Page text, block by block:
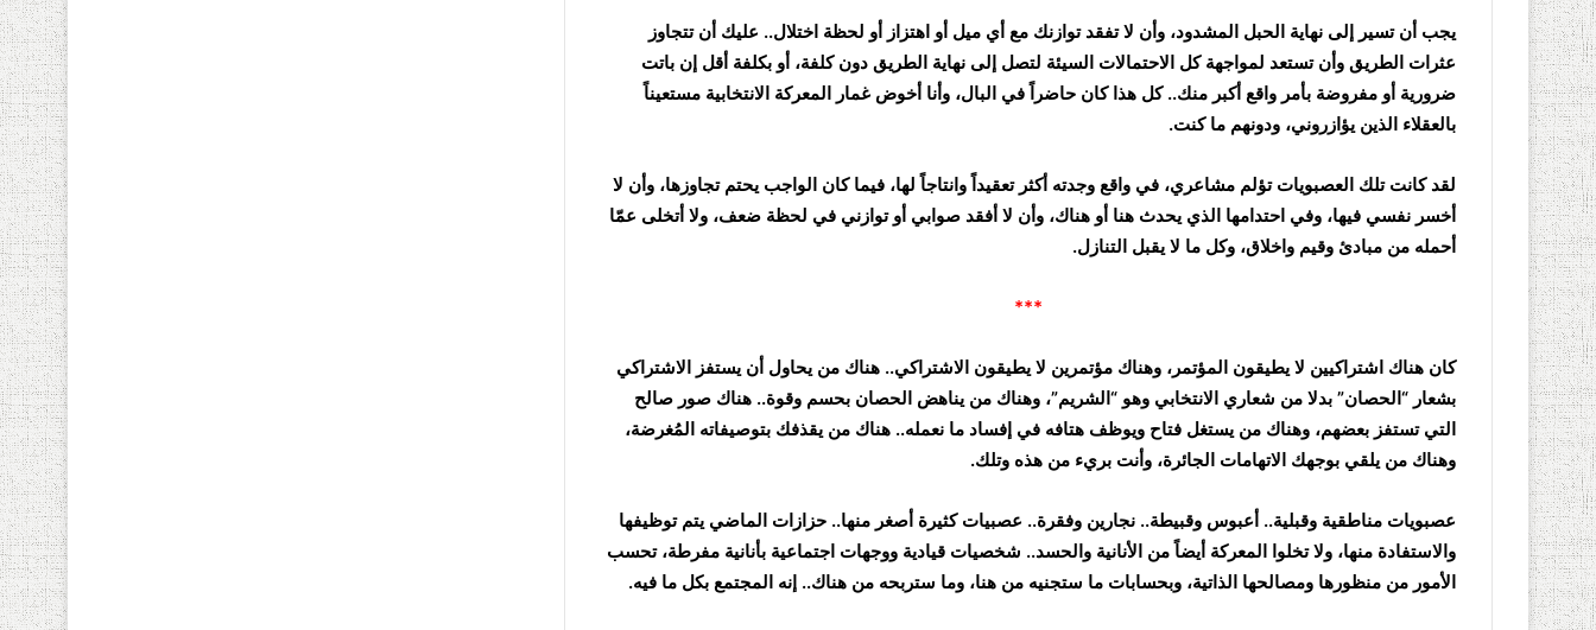
يجب أن تسير إلى نهاية الحبل المشدود، وأن لا تفقد توازنك مع أي ميل أو اهتزاز أو لحظة اختلال.. عليك أن تتجاوز
عثرات الطريق وأن تستعد لمواجهة كل الاحتمالات السيئة لتصل إلى نهاية الطريق دون كلفة، أو بكلفة أقل إن باتت
ضرورية أو مفروضة بأمر واقع أكبر منك.. كل هذا كان حاضراً في البال، وأنا أخوض غمار المعركة الانتخابية مستعيناً
بالعقلاء الذين يؤازروني، ودونهم ما كنت.
لقد كانت تلك العصبويات تؤلم مشاعري، في واقع وجدته أكثر تعقيداً وانتاجاً لها، فيما كان الواجب يحتم تجاوزها، وأن لا
أخسر نفسي فيها، وفي احتدامها الذي يحدث هنا أو هناك، وأن لا أفقد صوابي أو توازني في لحظة ضعف، ولا أتخلى عمّا
أحمله من مبادئ وقيم واخلاق، وكل ما لا يقبل التنازل.
***
كان هناك اشتراكيين لا يطيقون المؤتمر، وهناك مؤتمرين لا يطيقون الاشتراكي.. هناك من يحاول أن يستفز الاشتراكي
بشعار “الحصان” بدلا من شعاري الانتخابي وهو “الشريم”، وهناك من يناهض الحصان بحسم وقوة.. هناك صور صالح
التي تستفز بعضهم، وهناك من يستغل فتاح ويوظف هتافه في إفساد ما نعمله.. هناك من يقذفك بتوصيفاته المُغرضة،
وهناك من يلقي بوجهك الاتهامات الجائرة، وأنت بريء من هذه وتلك.
عصبويات مناطقية وقبلية.. أعبوس وقبيطة.. نجارين وفقرة.. عصبيات كثيرة أصغر منها.. حزازات الماضي يتم توظيفها
والاستفادة منها، ولا تخلوا المعركة أيضاً من الأنانية والحسد.. شخصيات قيادية ووجهات اجتماعية بأنانية مفرطة، تحسب
الأمور من منظورها ومصالحها الذاتية، وبحسابات ما ستجنيه من هنا، وما ستربحه من هناك.. إنه المجتمع بكل ما فيه.